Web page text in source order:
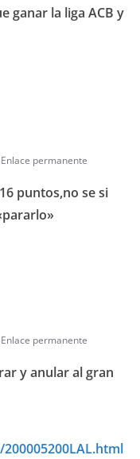
ganar la liga ACB y
Enlace permanente
puntos,no se si
Enlace permanente
y anular al gran